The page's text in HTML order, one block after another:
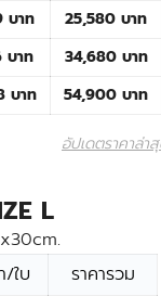
บาท
25,580 บาท
บาท
34,680 บาท
บาท 54,900 บาท
อัปเดตราคาล่
L
/ใบ ราคารวม